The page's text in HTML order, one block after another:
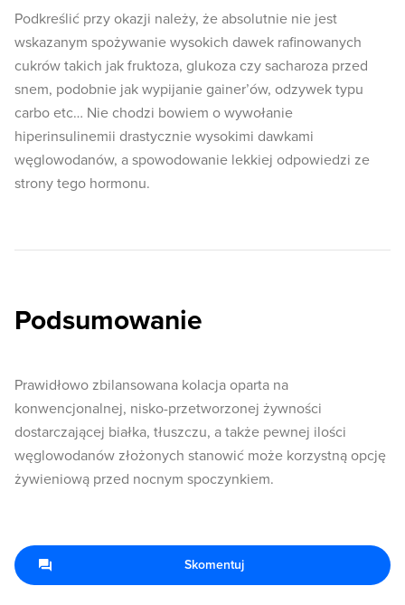
Podkreślić przy okazji należy, że absolutnie nie jest
wskazanym spożywanie wysokich dawek rafinowanych
cukrów takich jak fruktoza, glukoza czy sacharoza przed
snem, podobnie jak wypijanie gainer’ów, odzywek typu
carbo etc… Nie chodzi bowiem o wywołanie
hiperinsulinemii drastycznie wysokimi dawkami
węglowodanów, a spowodowanie lekkiej odpowiedzi ze
strony tego hormonu.
Podsumowanie
Prawidłowo zbilansowana kolacja oparta na
konwencjonalnej, nisko-przetworzonej żywności
dostarczającej białka, tłuszczu, a także pewnej ilości
węglowodanów złożonych stanowić może korzystną opcję
żywieniową przed nocnym spoczynkiem.
Skomentuj